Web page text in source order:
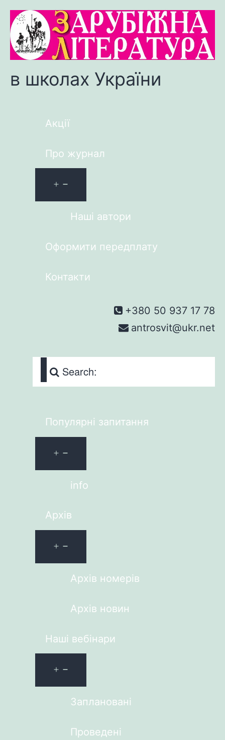
в школах України
Акції
Про журнал
Наші автори
Оформити передплату
Контакти
+380 50 937 17 78
antrosvit@ukr.net
Search:
Популярні запитання
info
Архів
Архів номерів
Архів новин
Наші вебінари
Заплановані
Проведені